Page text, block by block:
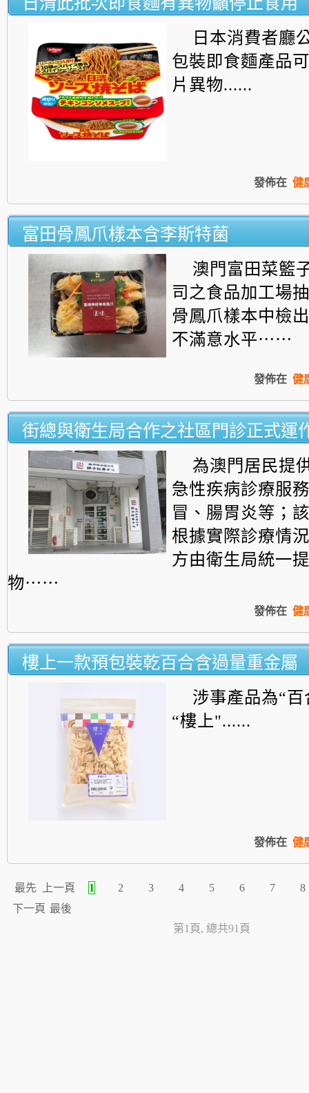
日本消費者廳
包裝即食麵產品
片異物......
發佈在 健
富田骨鳳爪樣本含李斯特菌
澳門富田菜籃
司之食品加工場
骨鳳爪樣本中檢
不滿意水平⋯⋯
發佈在 健
街總與衛生局合作之社區門診正式運
為澳門居民提
急性疾病診療服
冒、腸胃炎等；
根據實際診療情
方由衛生局統一
物⋯⋯
發佈在 健
樓上一款預包裝乾百合含過量重金屬
涉事產品為“
“樓上"......
發佈在 健
最先 上一頁 1 2 3 4 5 6 7
8
下一頁 最後
第1頁, 總共91頁